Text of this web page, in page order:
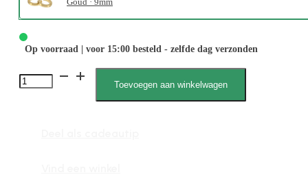
Op voorraad | voor 15:00 besteld - zelfde dag verzonden
1845
Toevoegen aan winkelwagen